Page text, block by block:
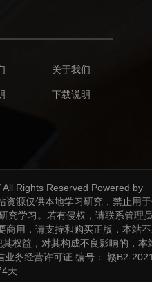
关于我们
下载说明
Rights Reserved Powered by
源仅供本地学习研究，禁止用于
究学习。若有侵权，请联系管理员
用，请支持和购买正版，本站
权益，对其构成不良影响的，本
业务经营许可证 编号： 赣B2-
天